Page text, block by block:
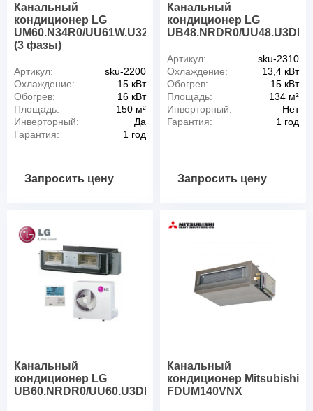
Канальный
кондиционер LG
UM60.N34R0/UU61W.U32R0
(3 фазы)
Артикул:
sku-2200
Охлаждение:
15 кВт
Обогрев:
16 кВт
Площадь:
150 м²
Инверторный:
Да
Гарантия:
1 год
Запросить цену
Канальный
кондиционер LG
UB48.NRDR0/UU48.U3DR0
Артикул:
sku-2310
Охлаждение:
13,4 кВт
Обогрев:
15 кВт
Площадь:
134 м²
Инверторный:
Нет
Гарантия:
1 год
Запросить цену
Канальный
кондиционер LG
UB60.NRDR0/UU60.U3DR0
Канальный
кондиционер Mitsubishi
FDUM140VNX